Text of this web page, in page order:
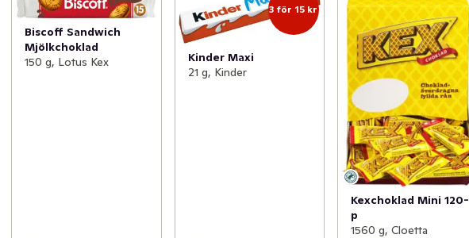
Biscoff Sandwich
Mjölkchoklad
150 g, Lotus Kex
3 för 15 kr
Kinder Maxi
21 g, Kinder
Kexchoklad Mini 120-
p
1560 g, Cloetta